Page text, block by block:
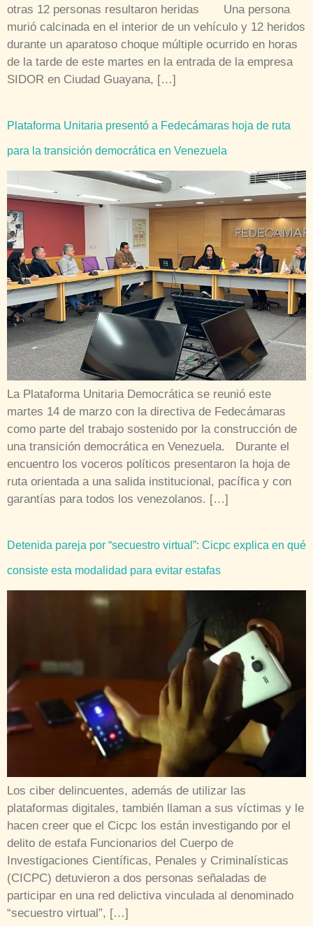
otras 12 personas resultaron heridas Una persona
murió calcinada en el interior de un vehículo y 12 heridos
durante un aparatoso choque múltiple ocurrido en horas
de la tarde de este martes en la entrada de la empresa
SIDOR en Ciudad Guayana, […]
Plataforma Unitaria presentó a Fedecámaras hoja de ruta
para la transición democrática en Venezuela
La Plataforma Unitaria Democrática se reunió este
martes 14 de marzo con la directiva de Fedecámaras
como parte del trabajo sostenido por la construcción de
una transición democrática en Venezuela. Durante el
encuentro los voceros políticos presentaron la hoja de
ruta orientada a una salida institucional, pacífica y con
garantías para todos los venezolanos. […]
Detenida pareja por “secuestro virtual”: Cicpc explica en qué
consiste esta modalidad para evitar estafas
Los ciber delincuentes, además de utilizar las
plataformas digitales, también llaman a sus víctimas y le
hacen creer que el Cicpc los están investigando por el
delito de estafa Funcionarios del Cuerpo de
Investigaciones Científicas, Penales y Criminalísticas
(CICPC) detuvieron a dos personas señaladas de
participar en una red delictiva vinculada al denominado
“secuestro virtual”, […]